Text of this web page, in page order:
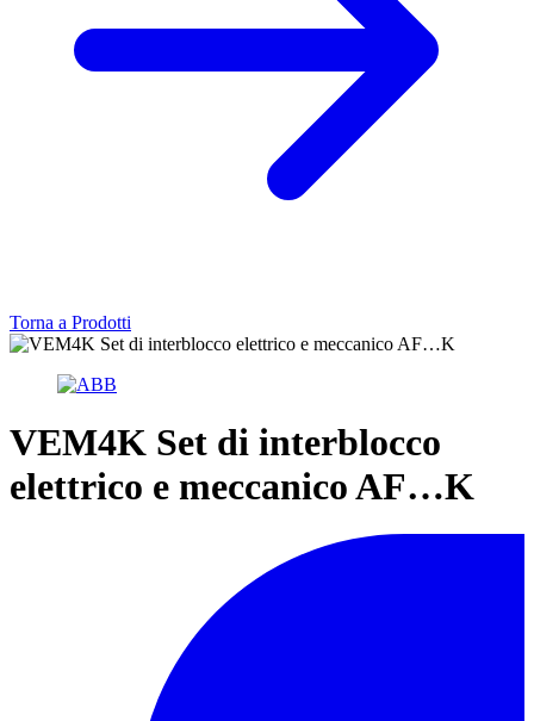
Torna a Prodotti
VEM4K Set di interblocco
elettrico e meccanico AF…K